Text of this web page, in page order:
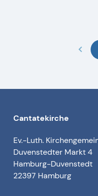
Cantatekirche
Ev.-Luth.
Duvenstedter Markt 4
Hamburg-Duvenstedt
22397 Hamburg